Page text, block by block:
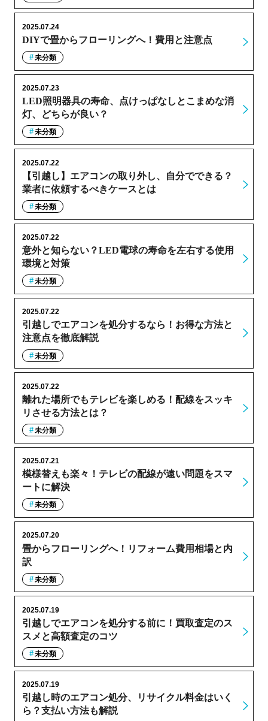
DIYで畳からフローリングへ！費用と注意点
2025.07.24
未分類
LED照明器具の寿命、点けっぱなしとこまめな消
灯、どちらが良い？
2025.07.23
未分類
【引越し】エアコンの取り外し、自分でできる？
業者に依頼するべきケースとは
2025.07.22
未分類
意外と知らない？LED電球の寿命を左右する使用
環境と対策
2025.07.22
未分類
引越しでエアコンを処分するなら！お得な方法と
注意点を徹底解説
2025.07.22
未分類
離れた場所でもテレビを楽しめる！配線をスッキ
リさせる方法とは？
2025.07.22
未分類
模様替えも楽々！テレビの配線が遠い問題をスマ
ートに解決
2025.07.21
未分類
畳からフローリングへ！リフォーム費用相場と内
訳
2025.07.20
未分類
引越しでエアコンを処分する前に！買取査定のス
スメと高額査定のコツ
2025.07.19
未分類
引越し時のエアコン処分、リサイクル料金はいく
ら？支払い方法も解説
2025.07.19